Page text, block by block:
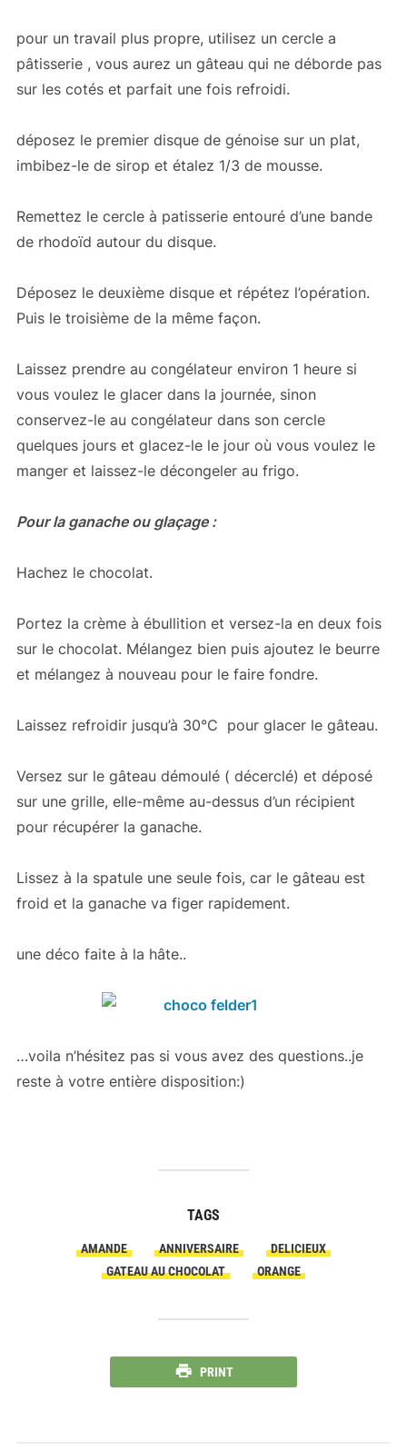
pour un travail plus propre, utilisez un cercle a
pâtisserie , vous aurez un gâteau qui ne déborde pas
sur les cotés et parfait une fois refroidi.
déposez le premier disque de génoise sur un plat,
imbibez-le de sirop et étalez 1/3 de mousse.
Remettez le cercle à patisserie entouré d’une bande
de rhodoïd autour du disque.
Déposez le deuxième disque et répétez l’opération.
Puis le troisième de la même façon.
Laissez prendre au congélateur environ 1 heure si
vous voulez le glacer dans la journée, sinon
conservez-le au congélateur dans son cercle
quelques jours et glacez-le le jour où vous voulez le
manger et laissez-le décongeler au frigo.
Pour la ganache ou glaçage :
Hachez le chocolat.
Portez la crème à ébullition et versez-la en deux fois
sur le chocolat. Mélangez bien puis ajoutez le beurre
et mélangez à nouveau pour le faire fondre.
Laissez refroidir jusqu’à 30°C pour glacer le gâteau.
Versez sur le gâteau démoulé ( décerclé) et déposé
sur une grille, elle-même au-dessus d’un récipient
pour récupérer la ganache.
Lissez à la spatule une seule fois, car le gâteau est
froid et la ganache va figer rapidement.
une déco faite à la hâte..
…voila n’hésitez pas si vous avez des questions..je
reste à votre entière disposition:)
TAGS
AMANDE ANNIVERSAIRE
DELICIEUX
GATEAU AU CHOCOLAT
ORANGE
PRINT